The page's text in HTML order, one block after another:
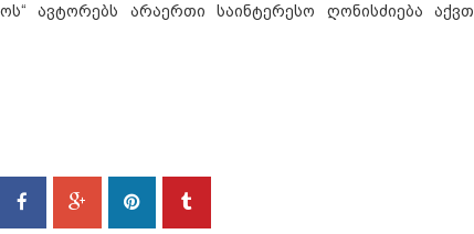
ავტორებს არაერთი საინტერესო ღონისძიება აქვთ